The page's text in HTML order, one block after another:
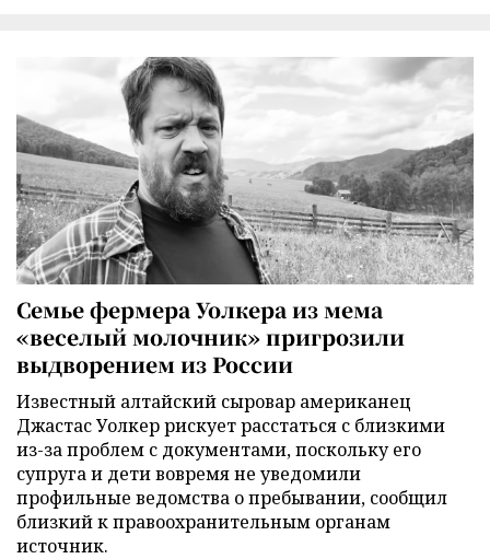
Семье фермера Уолкера из мема
«веселый молочник» пригрозили
выдворением из России
Известный алтайский сыровар американец
Джастас Уолкер рискует расстаться с близкими
из-за проблем с документами, поскольку его
супруга и дети вовремя не уведомили
профильные ведомства о пребывании, сообщил
близкий к правоохранительным органам
источник.